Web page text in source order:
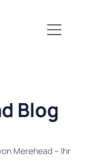
Blog
Merehead – Ihr